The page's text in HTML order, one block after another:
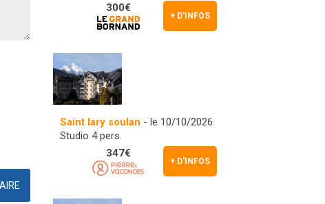
+ D'INFOS
300€
Saint lary soulan - le 10/10/2026
Studio 4 pers.
+ D'INFOS
347€